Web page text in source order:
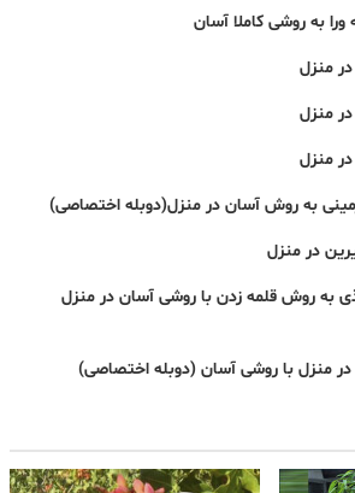
به روشی کاملا آسان
منزل
منزل
منزل
به روش آسان در منزل(دوبله اختصاصی)
در منزل
به روش قلمه زدن با روشی آسان در منزل
منزل با روشی آسان (دوبله اختصاصی)